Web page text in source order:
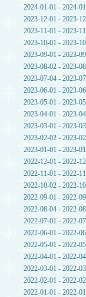
2024-01-01 - 2024-
2023-12-01 - 2023-
2023-11-01 - 2023-
2023-10-01 - 2023-
2023-09-01 - 2023-
2023-08-02 - 2023-
2023-07-04 - 2023-
2023-06-01 - 2023-
2023-05-01 - 2023-
2023-04-01 - 2023-
2023-03-01 - 2023-
2023-02-02 - 2023-
2023-01-01 - 2023-
2022-12-01 - 2022-
2022-11-01 - 2022-
2022-10-02 - 2022-
2022-09-01 - 2022-
2022-08-04 - 2022-
2022-07-01 - 2022-
2022-06-01 - 2022-
2022-05-01 - 2022-
2022-04-01 - 2022-
2022-03-01 - 2022-
2022-02-01 - 2022-
2022-01-01 - 2022-